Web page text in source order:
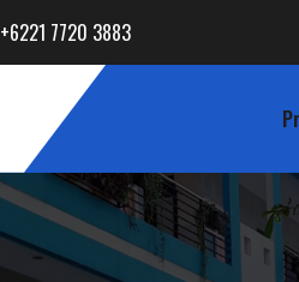
+6221 7720 3883